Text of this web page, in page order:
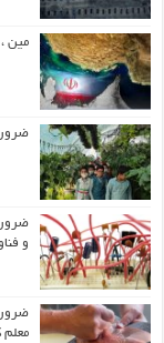
مین
و
معلم